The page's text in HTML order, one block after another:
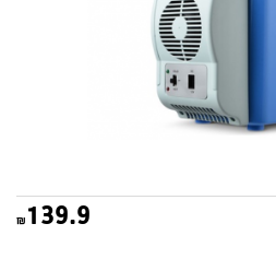
139.9